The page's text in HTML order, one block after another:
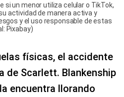
si un menor utiliza celular o TikTok,
actividad de manera activa y
y el uso responsable de estas
Pixabay)
físicas, el accidente
de Scarlett. Blankenship
encuentra llorando